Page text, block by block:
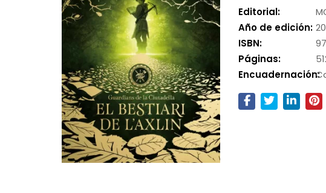
Editorial:
Año de edición:
ISBN:
Páginas:
Encuadernación: